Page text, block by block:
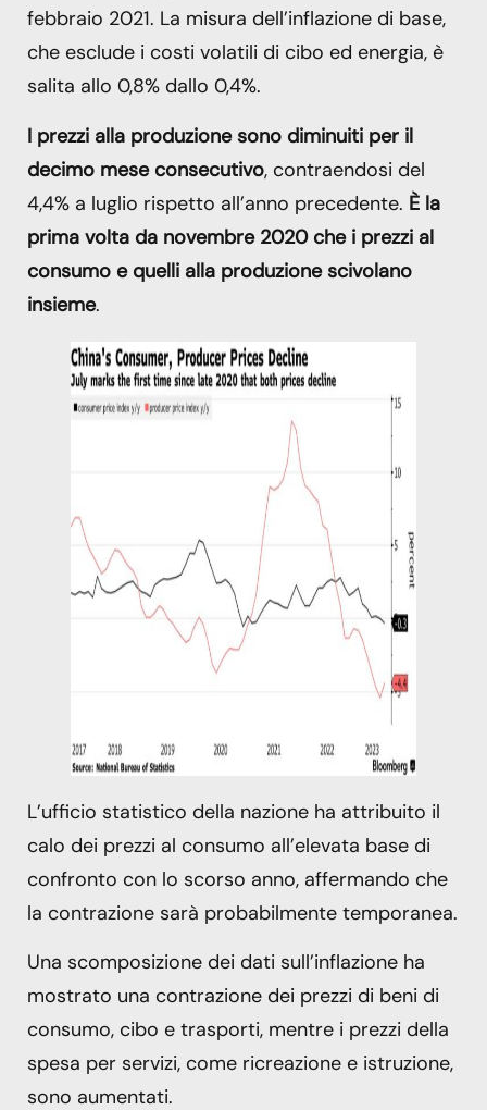
febbraio 2021. La misura dell’inflazione di base,
che esclude i costi volatili di cibo ed energia, è
salita allo 0,8% dallo 0,4%.
I prezzi alla produzione sono diminuiti per il
decimo mese consecutivo, contraendosi del
4,4% a luglio rispetto all’anno precedente. È la
prima volta da novembre 2020 che i prezzi al
consumo e quelli alla produzione scivolano
insieme.
L’ufficio statistico della nazione ha attribuito il
calo dei prezzi al consumo all’elevata base di
confronto con lo scorso anno, affermando che
la contrazione sarà probabilmente temporanea.
Una scomposizione dei dati sull’inflazione ha
mostrato una contrazione dei prezzi di beni di
consumo, cibo e trasporti, mentre i prezzi della
spesa per servizi, come ricreazione e istruzione,
sono aumentati.